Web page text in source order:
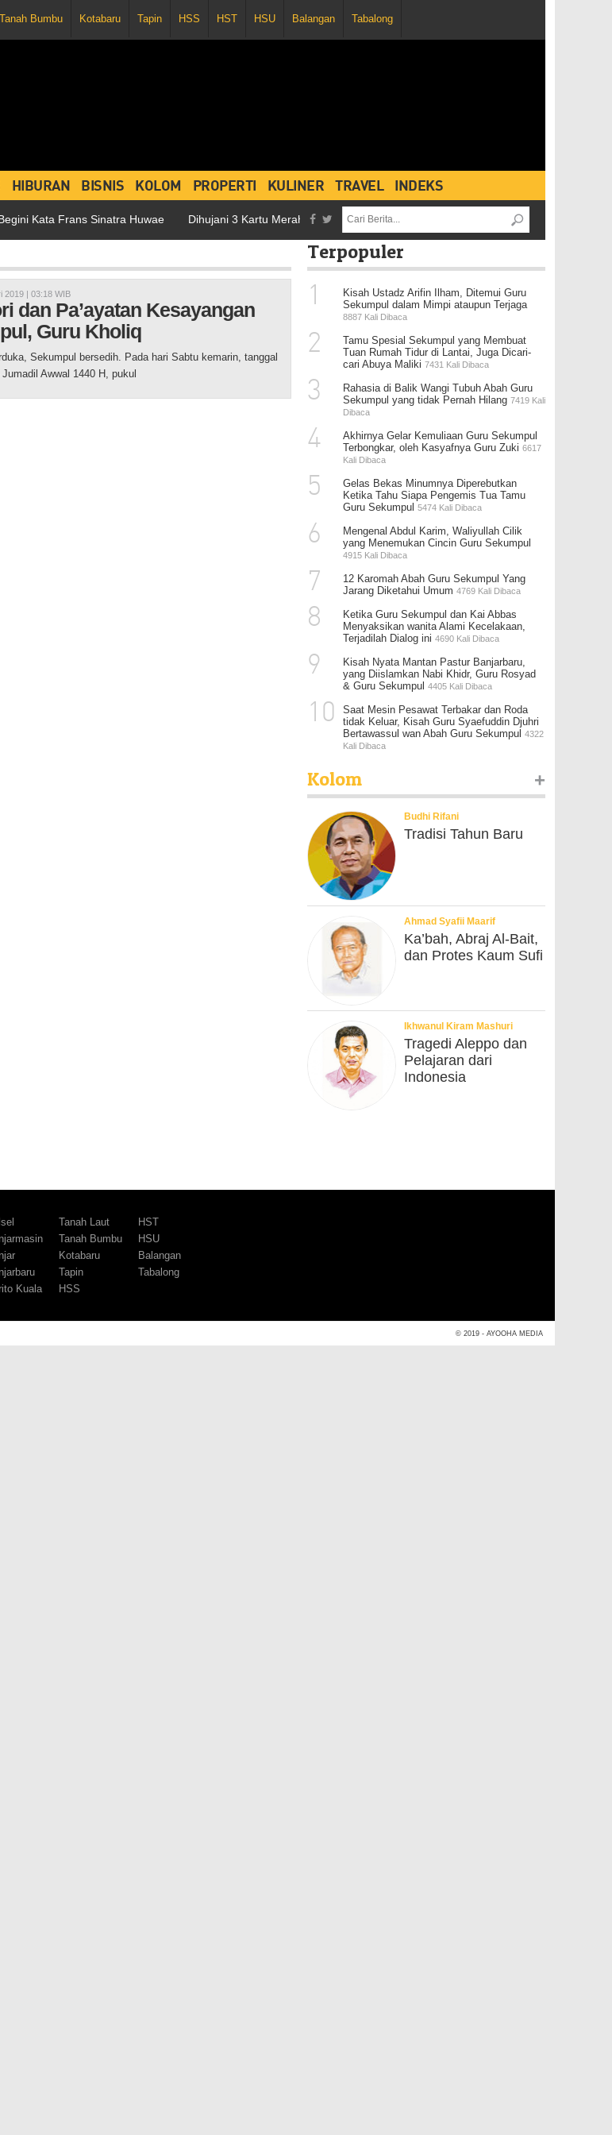
Tanah Bumbu Kotabaru Tapin HSS HST HSU Balangan Tabalong
HIBURAN BISNIS KOLOM PROPERTI KULINER TRAVEL INDEKS
Kata Frans Sinatra Huwae Dihujani 3 Kartu Merah dan Penghentian Pertandingan, Persebaya Vs Martapura FC
Terpopuler
1
Kisah Ustadz Arifin Ilham, Ditemui Guru
Sekumpul dalam Mimpi ataupun Terjaga
8887 Kali Dibaca
2
Tamu Spesial Sekumpul yang Membuat
Tuan Rumah Tidur di Lantai, Juga Dicari-
cari Abuya Maliki 7431 Kali Dibaca
3
Rahasia di Balik Wangi Tubuh Abah Guru
Sekumpul yang tidak Pernah Hilang 7419 Kali
Dibaca
4
Akhirnya Gelar Kemuliaan Guru Sekumpul
Terbongkar, oleh Kasyafnya Guru Zuki 6617
Kali Dibaca
5
Gelas Bekas Minumnya Diperebutkan
Ketika Tahu Siapa Pengemis Tua Tamu
Guru Sekumpul 5474 Kali Dibaca
6
Mengenal Abdul Karim, Waliyullah Cilik
yang Menemukan Cincin Guru Sekumpul
4915 Kali Dibaca
7
12 Karomah Abah Guru Sekumpul Yang
Jarang Diketahui Umum 4769 Kali Dibaca
8
Ketika Guru Sekumpul dan Kai Abbas
Menyaksikan wanita Alami Kecelakaan,
Terjadilah Dialog ini 4690 Kali Dibaca
9
Kisah Nyata Mantan Pastur Banjarbaru,
yang Diislamkan Nabi Khidr, Guru Rosyad
& Guru Sekumpul 4405 Kali Dibaca
10
Saat Mesin Pesawat Terbakar dan Roda
tidak Keluar, Kisah Guru Syaefuddin Djuhri
Bertawassul wan Abah Guru Sekumpul 4322
Kali Dibaca
Kolom +
Budhi Rifani
Tradisi Tahun Baru
Ahmad Syafii Maarif
Ka’bah, Abraj Al-Bait,
dan Protes Kaum Sufi
Ikhwanul Kiram Mashuri
Tragedi Aleppo dan
Pelajaran dari
Indonesia
2019 | 03:18 WIB
dan Pa’ayatan Kesayangan
Guru Kholiq
Sekumpul bersedih. Pada hari Sabtu kemarin, tanggal
Awwal 1440 H, pukul
Kuala
Tanah Laut
Tanah Bumbu
Kotabaru
Tapin
HSS
HST
HSU
Balangan
Tabalong
© 2019 - AYOOHA MEDIA